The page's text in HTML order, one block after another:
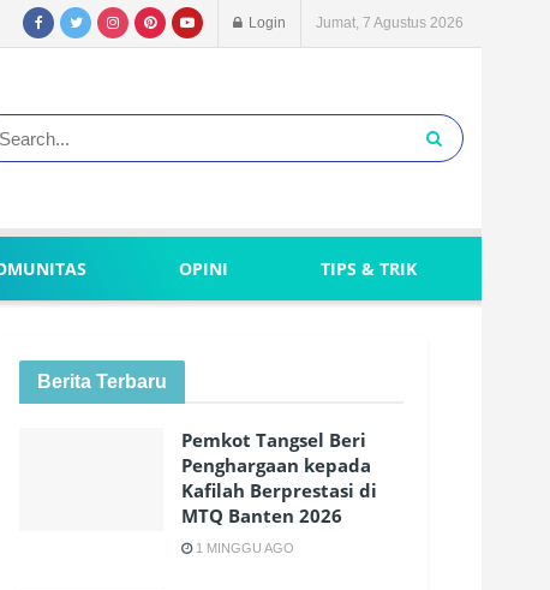
Login Jumat, 7 Agustus 2026
OPINI TIPS & TRIK
Berita Terbaru
Pemkot Tangsel Beri
Penghargaan kepada
Kafilah Berprestasi di
MTQ Banten 2026
1 MINGGU AGO